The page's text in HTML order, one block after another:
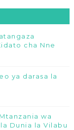
cha Nne
ya darasa la
wa
Dunia la Vilabu